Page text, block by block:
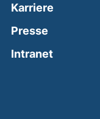
Karriere
Presse
Intranet